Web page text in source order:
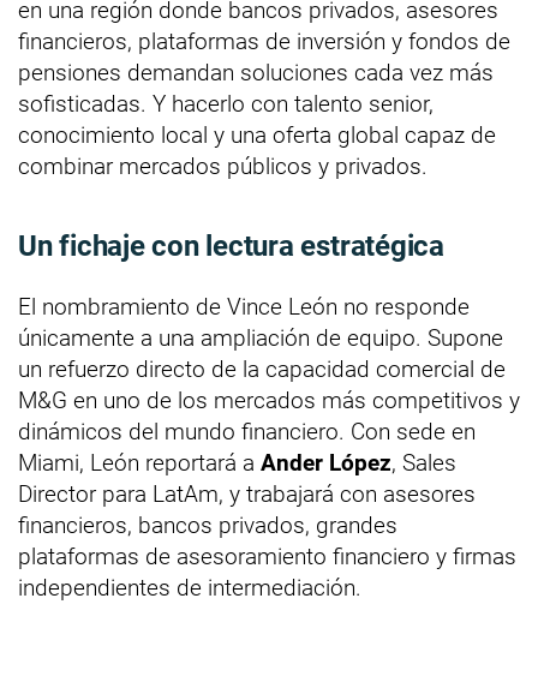
en una región donde bancos privados, asesores
financieros, plataformas de inversión y fondos de
pensiones demandan soluciones cada vez más
sofisticadas. Y hacerlo con talento senior,
conocimiento local y una oferta global capaz de
combinar mercados públicos y privados.
Un fichaje con lectura estratégica
El nombramiento de Vince León no responde
únicamente a una ampliación de equipo. Supone
un refuerzo directo de la capacidad comercial de
M&G en uno de los mercados más competitivos y
dinámicos del mundo financiero. Con sede en
Miami, León reportará a Ander López, Sales
Director para LatAm, y trabajará con asesores
financieros, bancos privados, grandes
plataformas de asesoramiento financiero y firmas
independientes de intermediación.